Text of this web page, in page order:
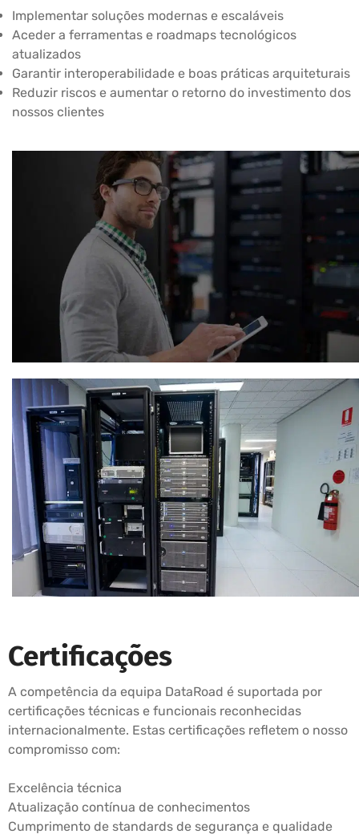
Implementar soluções modernas e escaláveis
Aceder a ferramentas e roadmaps tecnológicos
atualizados
Garantir interoperabilidade e boas práticas arquiteturais
Reduzir riscos e aumentar o retorno do investimento dos
nossos clientes
Certificações
A competência da equipa DataRoad é suportada por
certificações técnicas e funcionais reconhecidas
internacionalmente. Estas certificações refletem o nosso
compromisso com:
Excelência técnica
Atualização contínua de conhecimentos
Cumprimento de standards de segurança e qualidade